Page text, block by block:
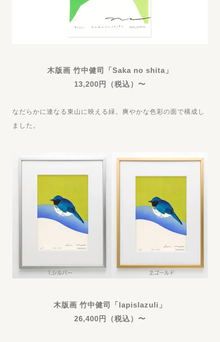
木版画 竹中健司「Saka no shita」
13,200円（税込）〜
なだらかに連なる東山に映える緑。爽やかな色彩の面で構成し
ました。
木版画 竹中健司「lapislazuli」
26,400円（税込）〜